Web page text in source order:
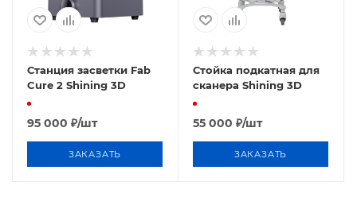
Станция засветки Fab
Cure 2 Shining 3D
95 000 ₽/шт
ЗАКАЗАТЬ
Стойка подкатная для
сканера Shining 3D
55 000 ₽/шт
ЗАКАЗАТЬ